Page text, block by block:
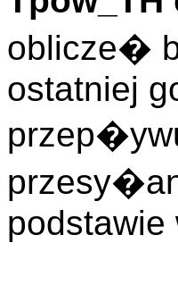
oblicze�
ostatniej
podstawie